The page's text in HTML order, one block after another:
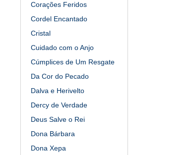
Corações Feridos
Cordel Encantado
Cristal
Cuidado com o Anjo
Cúmplices de Um Resgate
Da Cor do Pecado
Dalva e Herivelto
Dercy de Verdade
Deus Salve o Rei
Dona Bárbara
Dona Xepa